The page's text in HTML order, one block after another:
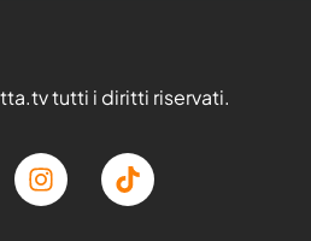
tutti i diritti riservati.